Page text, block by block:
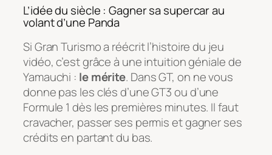
L’idée du siècle : Gagner sa supercar au
volant d’une Panda
Si Gran Turismo a réécrit l’histoire du jeu
vidéo, c’est grâce à une intuition géniale de
Yamauchi : le mérite. Dans GT, on ne vous
donne pas les clés d’une GT3 ou d’une
Formule 1 dès les premières minutes. Il faut
cravacher, passer ses permis et gagner ses
crédits en partant du bas.